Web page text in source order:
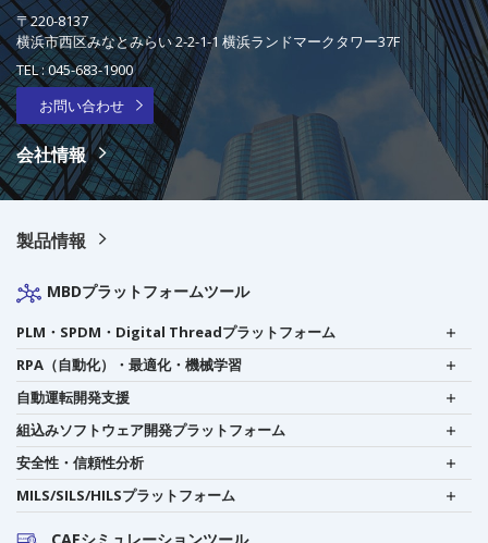
〒220-8137
横浜市西区みなとみらい 2-2-1-1 横浜ランドマークタワー37F
TEL :045-683-1900
お問い合わせ
会社情報
製品情報
MBDプラットフォームツール
PLM・SPDM・Digital Threadプラットフォーム
RPA（自動化）・最適化・機械学習
自動運転開発支援
組込みソフトウェア開発プラットフォーム
安全性・信頼性分析
MILS/SILS/HILSプラットフォーム